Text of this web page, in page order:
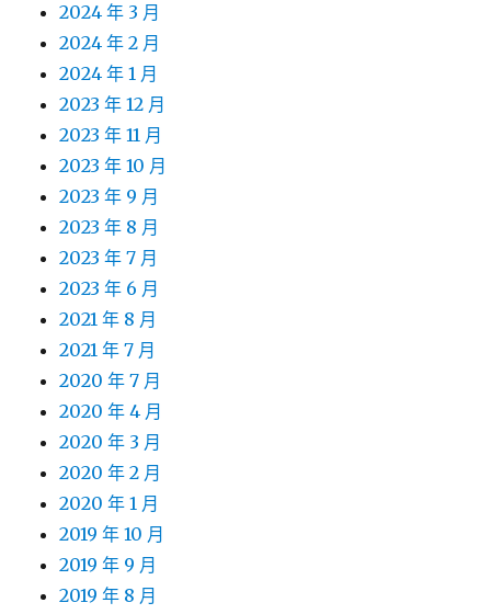
2024 年 3 月
2024 年 2 月
2024 年 1 月
2023 年 12 月
2023 年 11 月
2023 年 10 月
2023 年 9 月
2023 年 8 月
2023 年 7 月
2023 年 6 月
2021 年 8 月
2021 年 7 月
2020 年 7 月
2020 年 4 月
2020 年 3 月
2020 年 2 月
2020 年 1 月
2019 年 10 月
2019 年 9 月
2019 年 8 月